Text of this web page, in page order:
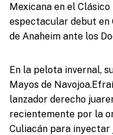
Mexicana en el
espectacular debut en
de Anaheim ante los
En la pelota invernal,
Mayos de
lanzador derecho
recientemente por la
Culiacán para inyectar